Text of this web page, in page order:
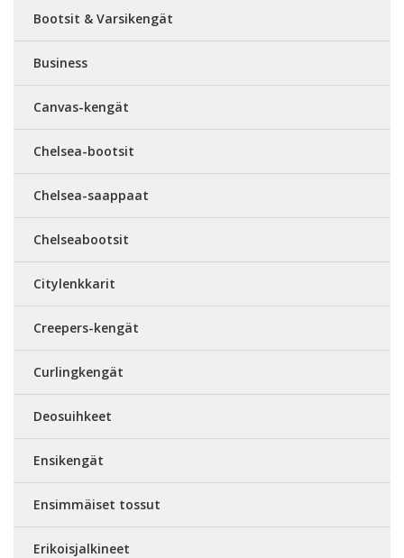
Bootsit & Varsikengät
Business
Canvas-kengät
Chelsea-bootsit
Chelsea-saappaat
Chelseabootsit
Citylenkkarit
Creepers-kengät
Curlingkengät
Deosuihkeet
Ensikengät
Ensimmäiset tossut
Erikoisjalkineet